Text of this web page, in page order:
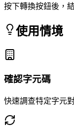
按下轉換按鈕後，
使用情境
確認字元碼
快速調查特定字元